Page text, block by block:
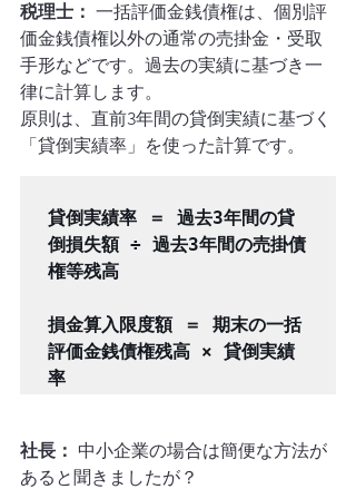
税理士： 一括評価金銭債権は、個別評
価金銭債権以外の通常の売掛金・受取
手形などです。過去の実績に基づき一
律に計算します。
原則は、直前3年間の貸倒実績に基づく
「貸倒実績率」を使った計算です。
貸倒実績率 ＝ 過去3年間の貸
倒損失額 ÷ 過去3年間の売掛債
権等残高
損金算入限度額 ＝ 期末の一括
評価金銭債権残高 × 貸倒実績
社長： 中小企業の場合は簡便な方法が
あると聞きましたが？